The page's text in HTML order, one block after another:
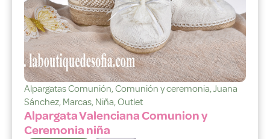
Alpargatas Comunión,Comunión y ceremonia,Juana
Sánchez, Marcas, Niña,Outlet
Alpargata Valenciana Comunion y
Ceremonia niña